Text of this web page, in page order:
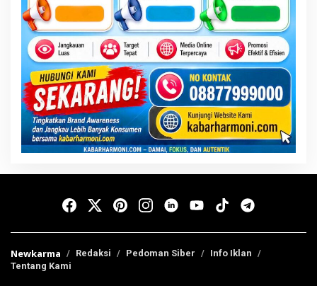
Newkarma Redaksi Pedoman Siber
Info Iklan
Tentang Kami